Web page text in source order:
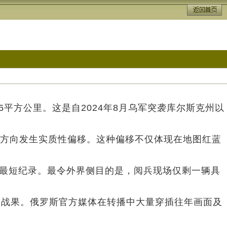
方公里。这是自2024年8月乌军突袭库尔斯克州以
向发生实质性偏移。这种偏移不仅体现在地图红蓝
短纪录。最令外界侧目的是，阅兵现场仅剩一辆具
果。俄罗斯官方媒体在转播中大量穿插往年画面及